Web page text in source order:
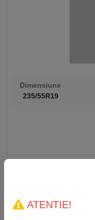
Dimensiune
235/55R19
ATENTIE!